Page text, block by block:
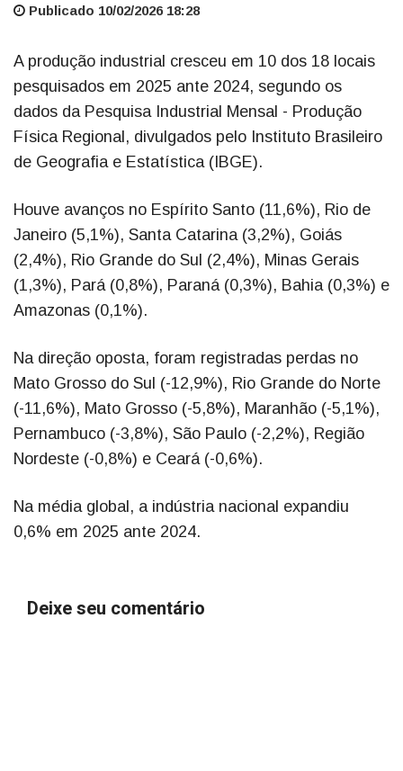
Publicado 10/02/2026 18:28
A produção industrial cresceu em 10 dos 18 locais
pesquisados em 2025 ante 2024, segundo os
dados da Pesquisa Industrial Mensal - Produção
Física Regional, divulgados pelo Instituto Brasileiro
de Geografia e Estatística (IBGE).
Houve avanços no Espírito Santo (11,6%), Rio de
Janeiro (5,1%), Santa Catarina (3,2%), Goiás
(2,4%), Rio Grande do Sul (2,4%), Minas Gerais
(1,3%), Pará (0,8%), Paraná (0,3%), Bahia (0,3%) e
Amazonas (0,1%).
Na direção oposta, foram registradas perdas no
Mato Grosso do Sul (-12,9%), Rio Grande do Norte
(-11,6%), Mato Grosso (-5,8%), Maranhão (-5,1%),
Pernambuco (-3,8%), São Paulo (-2,2%), Região
Nordeste (-0,8%) e Ceará (-0,6%).
Na média global, a indústria nacional expandiu
0,6% em 2025 ante 2024.
Deixe seu comentário